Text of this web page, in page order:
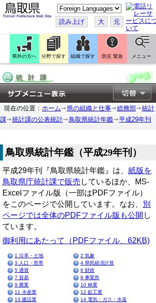
こ
の
ペ
ー
ジ
翻
訳
す
読み上げ 大 元
県外の方へ 分野で探す 組織で探す 防災 緊急 メニュー
現在の位置： ホーム 県の組織と仕事 総務部
統計
課
統計課の公表統計 鳥取県統計年鑑 平成29年刊
鳥取県統計年鑑（平成29年刊）
平成29年刊『鳥取県統計年鑑』は、 紙版を
鳥取県庁統計課で販売 しているほか、MS-
Excelファイル版（一部はPDFファイル）
をこのページで公開しています。なお、
別
ページでは全体のPDFファイル版も公開 し
ています。
御利用にあたって（PDFファイル、62KB)
1 沿革・土地
2 気象
3 人口・世帯
4 県民経済計算
5 通貨
6 財政
7 貿易
8 事業所
9 農業
10 林業
11 水産業
12 鉱工業
13 建設業
14 電気・ガス・水道